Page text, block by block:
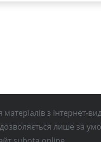
з інтернет-
лише за